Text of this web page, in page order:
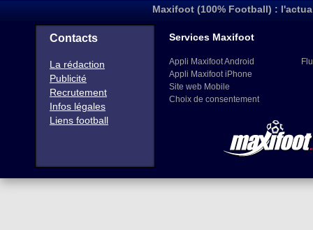
Maxifoot (100% Football) :
Contacts
La rédaction
Publicité
Recrutement
Infos légales
Liens football
Services Maxifoot
Appli Maxifoot Android
Appli Maxifoot iPhone
Site web Mobile
Choix de consentement